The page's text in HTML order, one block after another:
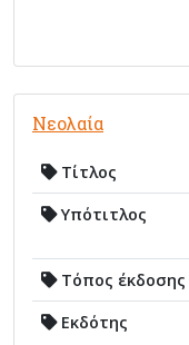
Νεολαία
Τίτλος
Υπότιτλος
Τόπος έκδοσης
Εκδότης